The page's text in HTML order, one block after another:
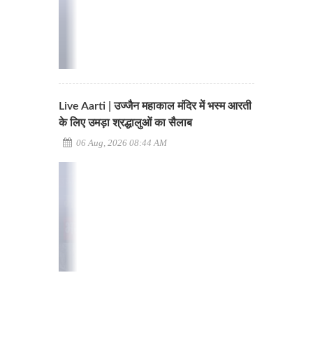
Live Aarti | उज्जैन महाकाल मंदिर में भस्म आरती
के लिए उमड़ा श्रद्धालुओं का सैलाब
06 Aug, 2026 08:44 AM